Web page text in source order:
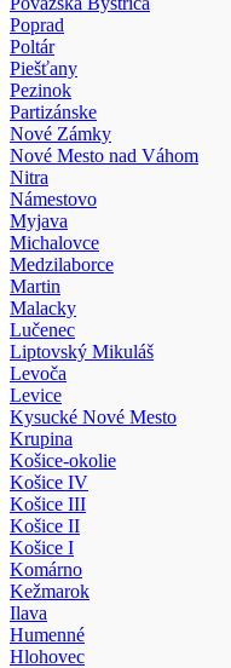
Poprad
Poltár
Piešťany
Pezinok
Partizánske
Nové Zámky
Nové Mesto nad Váhom
Nitra
Námestovo
Myjava
Michalovce
Medzilaborce
Martin
Malacky
Lučenec
Liptovský Mikuláš
Levoča
Levice
Kysucké Nové Mesto
Krupina
Košice-okolie
Košice IV
Košice III
Košice II
Košice I
Komárno
Kežmarok
Ilava
Humenné
Hlohovec